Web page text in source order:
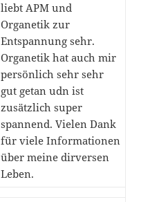
liebt APM und
Organetik zur
Entspannung sehr.
Organetik hat auch mir
persönlich sehr sehr
gut getan udn ist
zusätzlich super
spannend. Vielen Dank
für viele Informationen
über meine dirversen
Leben.